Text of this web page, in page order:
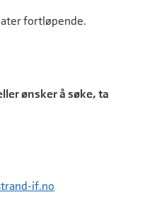
fortløpende.
ønsker å søke, ta
if.no